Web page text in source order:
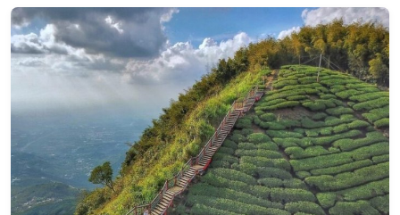
旅！
閱讀全文 →